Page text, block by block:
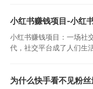
小红书赚钱项目-小红
小红书赚钱项目：一场社
代，社交平台成了人们生
为什么快手看不见粉